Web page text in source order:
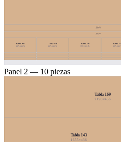
Tabla 234
2092×70 ↻
Tabla 293
2092×70 ↻
Tabla 269
357×161 ↻
Tabla 270
357×161 ↻
Tabla 276
357×161 ↻
Tabla 277
357×161
Panel 2 — 10 piezas
Tabla 169
2190×456
Tabla 143
1655×436